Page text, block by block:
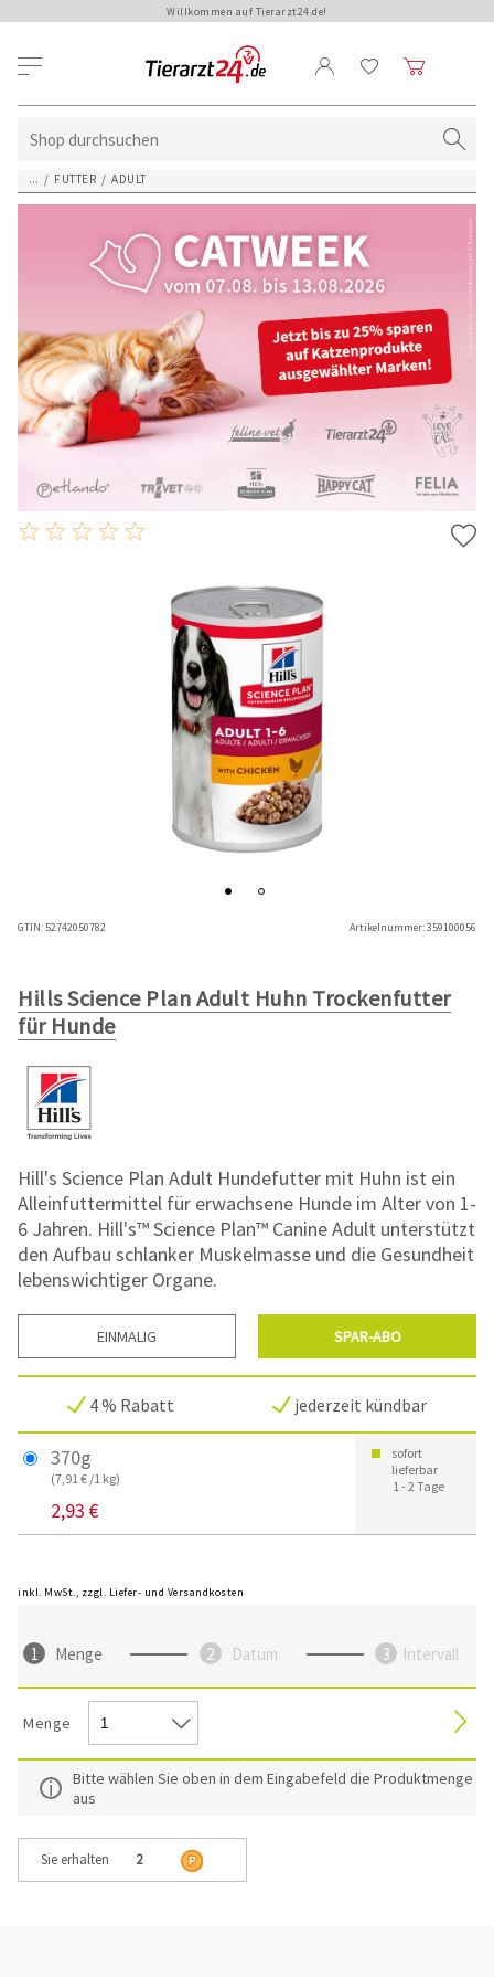
Willkommen auf Tierarzt24.de!
... / FUTTER / ADULT
GTIN:52742050782 Artikelnummer:359100056
Hills Science Plan Adult Huhn Trockenfutter
für Hunde
Hill's Science Plan Adult Hundefutter mit Huhn ist ein
Alleinfuttermittel für erwachsene Hunde im Alter von 1-
6 Jahren. Hill's™ Science Plan™ Canine Adult unterstützt
den Aufbau schlanker Muskelmasse und die Gesundheit
lebenswichtiger Organe.
EINMALIG SPAR-ABO
4 % Rabatt jederzeit kündbar
370g
(7,91 € /1 kg)
2,93 €
sofort
lieferbar
1 - 2 Tage
inkl. MwSt., zzgl. Liefer- und Versandkosten
Menge Datum Intervall
Menge
Bitte wählen Sie oben in dem Eingabefeld die Produktmenge
aus
Sie erhalten 2